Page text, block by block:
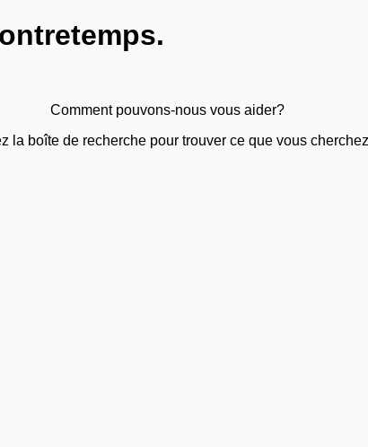
Comment pouvons-nous vous aider?
la boîte de recherche pour trouver ce que vous